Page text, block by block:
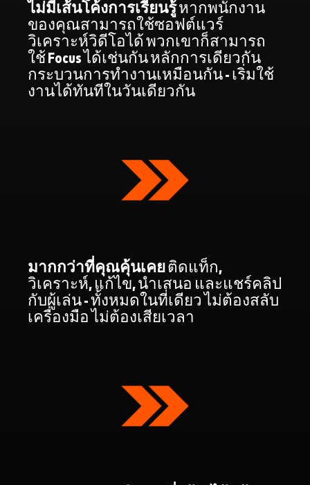
ไม่มีเส้นโค้งการเรียนรู้หากพนักงาน
ของคุณสามารถใช้ซอฟต์แวร์
วิเคราะห์วิดีโอได้ พวกเขาก็สามารถ
ใช้ Focus ได้เช่นกัน หลักการเดียวกัน
กระบวนการทำงานเหมือนกัน - เริ่มใช้
งานได้ทันทีในวันเดียวกัน
มากกว่าที่คุณคุ้นเคยติดแท็ก,
วิเคราะห์, แก้ไข, นำเสนอ และแชร์คลิป
กับผู้เล่น - ทั้งหมดในที่เดียว ไม่ต้องสลับ
เครื่องมือ ไม่ต้องเสียเวลา